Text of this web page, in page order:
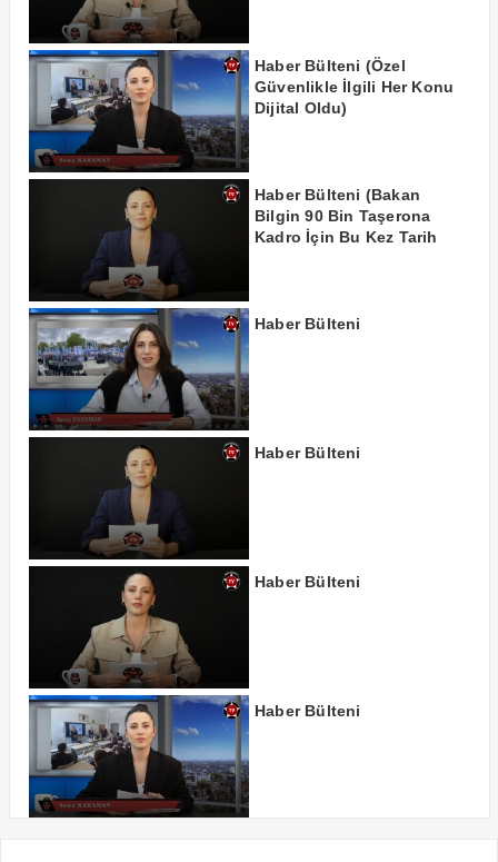
Haber Bülteni (Özel
Güvenlikle İlgili Her Konu
Dijital Oldu)
Haber Bülteni (Bakan
Bilgin 90 Bin Taşerona
Kadro İçin Bu Kez Tarih
Haber Bülteni
Haber Bülteni
Haber Bülteni
Haber Bülteni